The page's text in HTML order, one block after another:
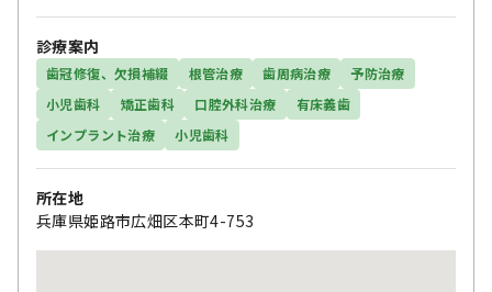
診療案内
歯冠修復、欠損補綴 根管治療 歯周病治療
予防治療
小児歯科
矯正歯科 口腔外科治療
有床義歯
インプラント治療
小児歯科
所在地
兵庫県姫路市広畑区本町4-753